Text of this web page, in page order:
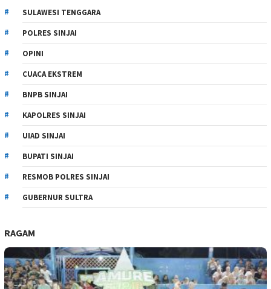
SULAWESI TENGGARA
POLRES SINJAI
OPINI
CUACA EKSTREM
BNPB SINJAI
KAPOLRES SINJAI
UIAD SINJAI
BUPATI SINJAI
RESMOB POLRES SINJAI
GUBERNUR SULTRA
RAGAM